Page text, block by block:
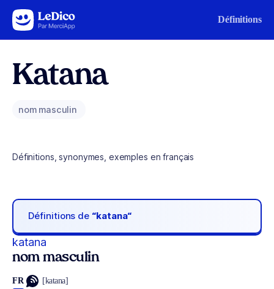
Aller au contenu Définitions
Katana
nom masculin
Définitions, synonymes, exemples en français
Définitions de “katana“
katana
nom masculin
FR [katana]